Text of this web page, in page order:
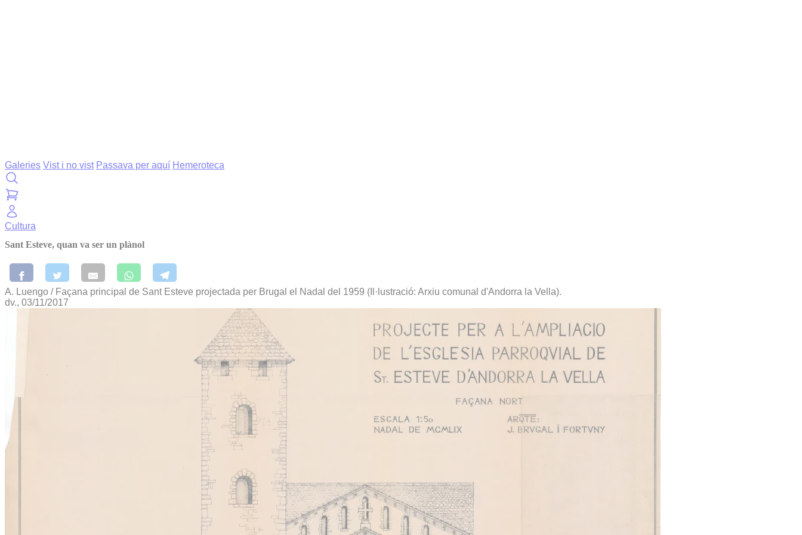
Galeries Vist i no vist Passava per aquí Hemeroteca
Cultura
Sant Esteve, quan va ser un plànol
A. Luengo / Façana principal de Sant Esteve projectada per Brugal el Nadal del 1959 (Il·lustració: Arxiu comunal d'Andorra la Vella).
dv., 03/11/2017